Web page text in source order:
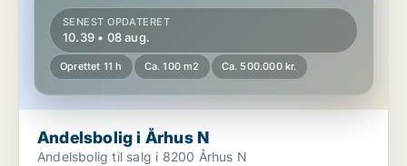
SENEST OPDATERET
10.39 • 08 aug.
Oprettet 11 h Ca. 100 m2 Ca. 500.000 kr.
Andelsbolig i Århus N
Andelsbolig til salg i 8200 Århus N